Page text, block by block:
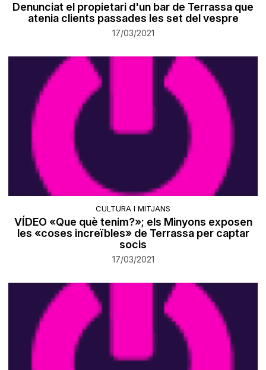
Denunciat el propietari d'un bar de Terrassa que
atenia clients passades les set del vespre
17/03/2021
CULTURA I MITJANS
VÍDEO «Que què tenim?»; els Minyons exposen
les «coses increïbles» de Terrassa per captar
socis
17/03/2021